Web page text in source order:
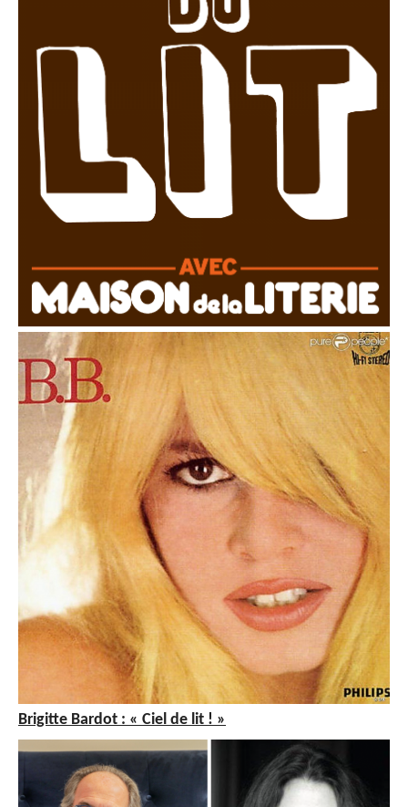
Brigitte Bardot : « Ciel de lit ! »